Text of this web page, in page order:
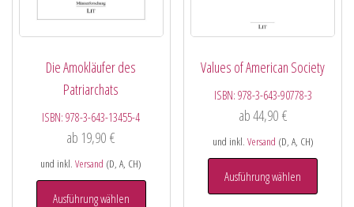
Die Amokläufer des
Patriarchats
ISBN:978-3-643-13455-4
ab 19,90€
und inkl.Versand (D, A, CH)
Ausführung wählen
Values of American Society
ISBN: 978-3-643-90778-3
ab44,90 €
und inkl. Versand (D, A, CH)
Ausführung wählen